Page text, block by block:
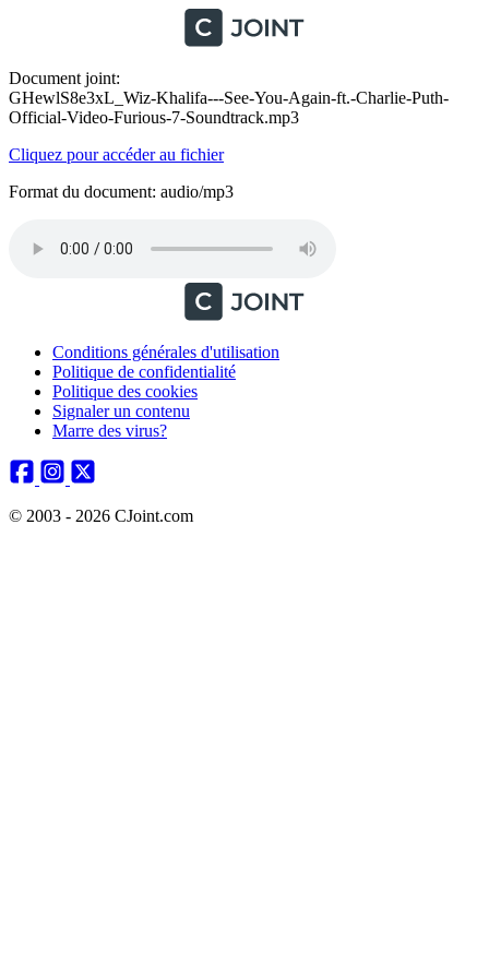
Document joint:
GHewlS8e3xL_Wiz-Khalifa---See-You-Again-ft.-Charlie-Puth-
Official-Video-Furious-7-Soundtrack.mp3
Cliquez pour accéder au fichier
Format du document: audio/mp3
Conditions générales d'utilisation
Politique de confidentialité
Politique des cookies
Signaler un contenu
Marre des virus?
© 2003 - 2026 CJoint.com